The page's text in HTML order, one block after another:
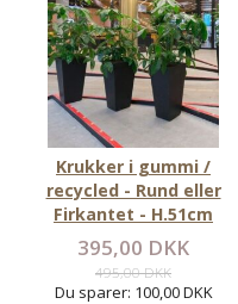
Krukker i gummi /
recycled - Rund eller
Firkantet - H.51cm
395,00 DKK
495,00 DKK
Du sparer: 100,00 DKK